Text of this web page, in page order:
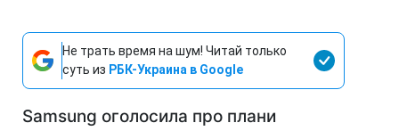
Не трать время на шум! Читай только
суть из РБК-Украина в Google
Samsung оголосила про плани